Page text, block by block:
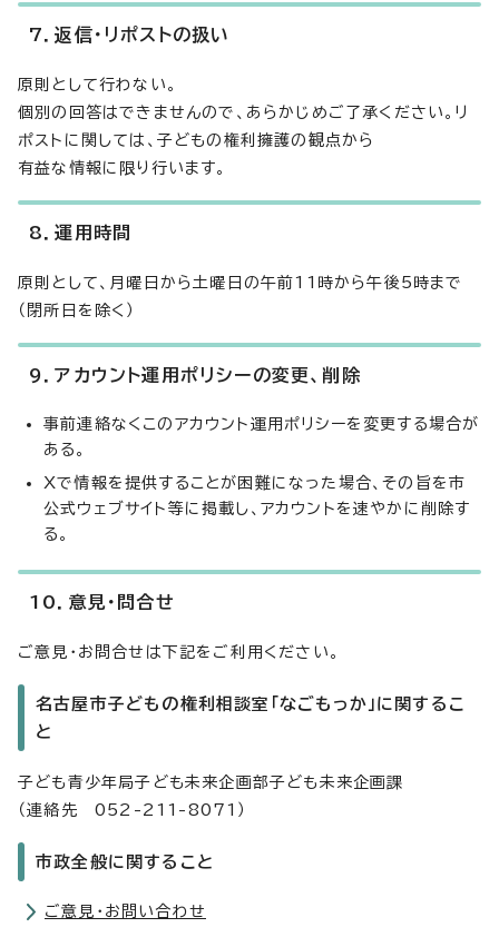
7．返信・リポストの扱い
原則として行わない。
個別の回答はできませんので、あらかじめご了承ください。リ
ポストに関しては、子どもの権利擁護の観点から
有益な情報に限り行います。
8．運用時間
原則として、月曜日から土曜日の午前11時から午後5時まで
（閉所日を除く）
9．アカウント運用ポリシーの変更、削除
事前連絡なくこのアカウント運用ポリシーを変更する場合が
ある。
Xで情報を提供することが困難になった場合、その旨を市
公式ウェブサイト等に掲載し、アカウントを速やかに削除す
る。
10．意見・問合せ
ご意見・お問合せは下記をご利用ください。
名古屋市子どもの権利相談室「なごもっか」に関するこ
と
子ども青少年局子ども未来企画部子ども未来企画課
（連絡先 052-211-8071）
市政全般に関すること
ご意見・お問い合わせ